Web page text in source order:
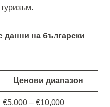
данни на български
Ценови диапазон
€5,000 – €10,000